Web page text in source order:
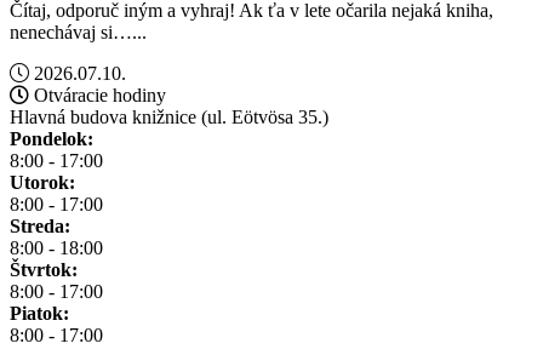
Čítaj, odporuč iným a vyhraj! Ak ťa v lete očarila nejaká kniha,
nenechávaj si…...
2026.07.10.
Otváracie hodiny
Hlavná budova knižnice (ul. Eötvösa 35.)
Pondelok:
8:00 - 17:00
Utorok:
8:00 - 17:00
Streda:
8:00 - 18:00
Štvrtok:
8:00 - 17:00
Piatok:
8:00 - 17:00